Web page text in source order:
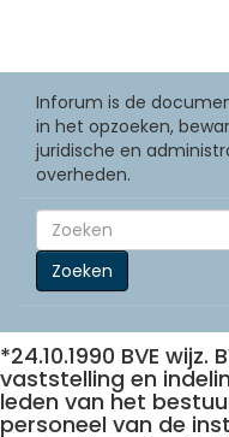
Inforum is de
in het opzoeken,
juridische en
overheden.
Zoeken
*24.10.1990 BVE wijz.
vaststelling en
leden van het
personeel van de